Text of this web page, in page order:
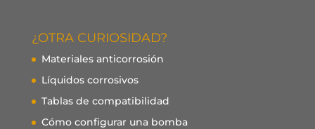
¿OTRA CURIOSIDAD?
Materiales anticorrosión
Líquidos corrosivos
Tablas de compatibilidad
Cómo configurar una bomba